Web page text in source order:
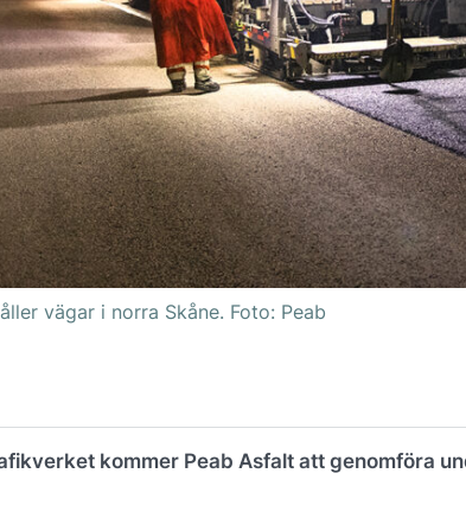
vägar i norra Skåne. Foto: Peab
kommer Peab Asfalt att genomföra